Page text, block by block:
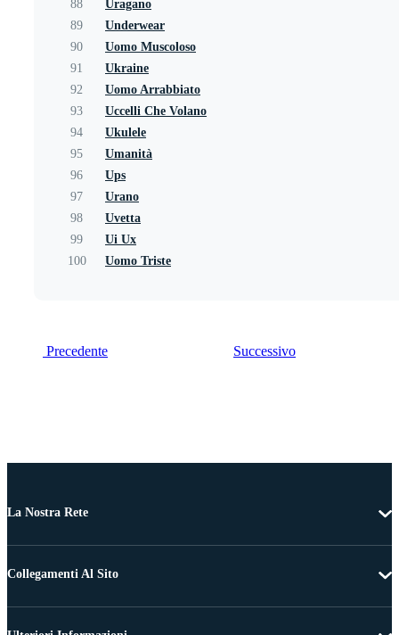
88
Uragano
89
Underwear
90
Uomo Muscoloso
91
Ukraine
92
Uomo Arrabbiato
93
Uccelli Che Volano
94
Ukulele
95
Umanità
96
Ups
97
Urano
98
Uvetta
99
Ui Ux
100
Uomo Triste
Precedente Successivo
La Nostra Rete
Collegamenti Al Sito